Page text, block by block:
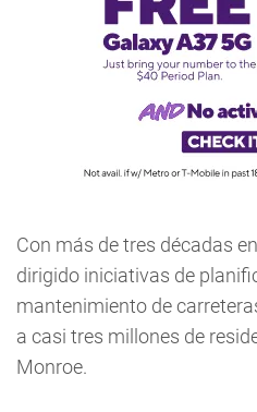
Con más de tres décadas
dirigido iniciativas de
mantenimiento de
a casi tres millones de
Monroe.